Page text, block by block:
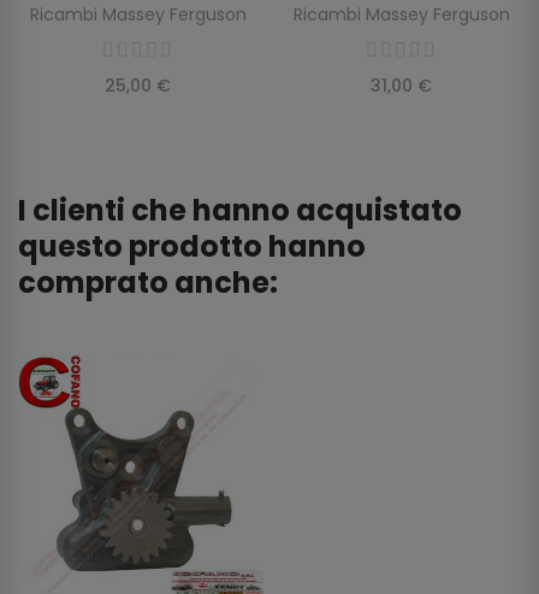
Ricambi Massey Ferguson
25,00 €
Ricambi Massey Ferguson
31,00 €
I clienti che hanno acquistato
questo prodotto hanno
comprato anche: